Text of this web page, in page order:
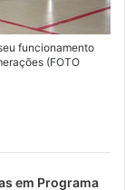
funcionamento
(FOTO
em Programa